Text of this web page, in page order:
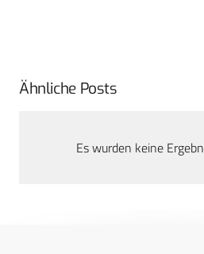
Ähnliche Posts
Es wurden keine